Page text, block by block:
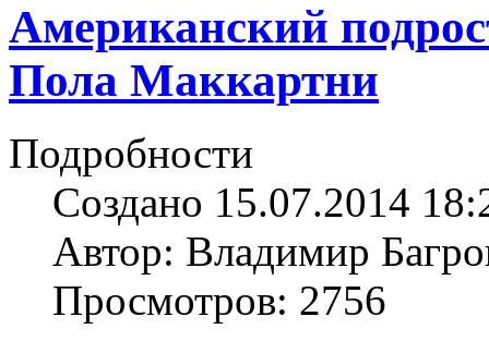
Американский
Пола Маккартни
Подробности
Создано 15.07.2014
Автор: Владимир
Просмотров: 2756